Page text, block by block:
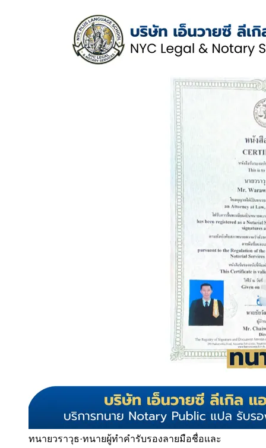
ทนายวราวุธ·ทนายผู้ทำคำรับรองลายมือชื่อและ